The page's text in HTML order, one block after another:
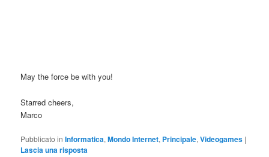
May the force be with you!
Starred cheers,
Marco
Pubblicato in Informatica,Mondo Internet, Principale,Videogames |
Lascia una risposta